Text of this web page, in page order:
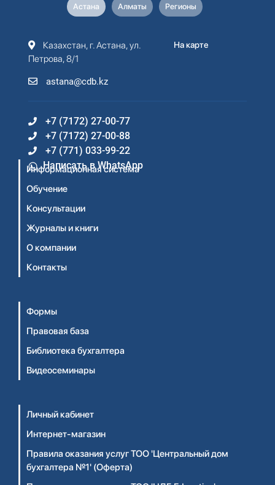
Астана Алматы Регионы
Казахстан, г. Астана, ул.
Петрова, 8/1
astana@cdb.kz
На карте
+7 (7172) 27-00-77
+7 (7172) 27-00-88
+7 (771) 033-99-22
Написать в WhatsApp
Информационная система
Обучение
Консультации
Журналы и книги
О компании
Контакты
Формы
Правовая база
Библиотека бухгалтера
Видеосеминары
Личный кабинет
Интернет-магазин
Правила оказания услуг ТОО 'Центральный дом
бухгалтера №1' (Оферта)